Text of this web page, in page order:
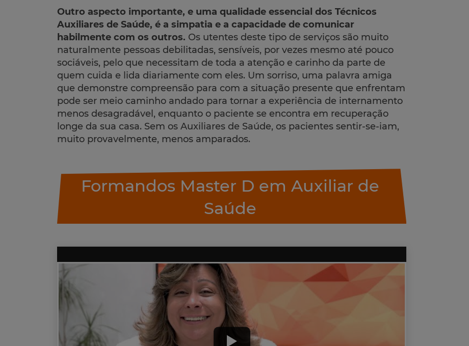
Outro aspecto importante, e uma qualidade essencial dos Técnicos
Auxiliares de Saúde, é a simpatia e a capacidade de comunicar
habilmente com os outros. Os utentes deste tipo de serviços são muito
naturalmente pessoas debilitadas, sensíveis, por vezes mesmo até pouco
sociáveis, pelo que necessitam de toda a atenção e carinho da parte de
quem cuida e lida diariamente com eles. Um sorriso, uma palavra amiga
que demonstre compreensão para com a situação presente que enfrentam
pode ser meio caminho andado para tornar a experiência de internamento
menos desagradável, enquanto o paciente se encontra em recuperação
longe da sua casa. Sem os Auxiliares de Saúde, os pacientes sentir-se-iam,
muito provavelmente, menos amparados.
Formandos Master D em Auxiliar de
Saúde